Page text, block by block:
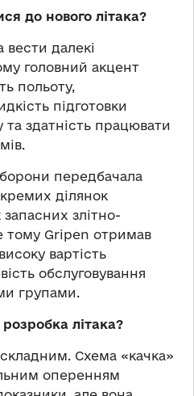
до нового літака?
вести далекі
головний акцент
польоту,
підготовки
здатність працювати
передбачала
ділянок
злітно-
тому Gripen отримав
вартість
обслуговування
групами.
літака?
Схема «качка»
оперенням